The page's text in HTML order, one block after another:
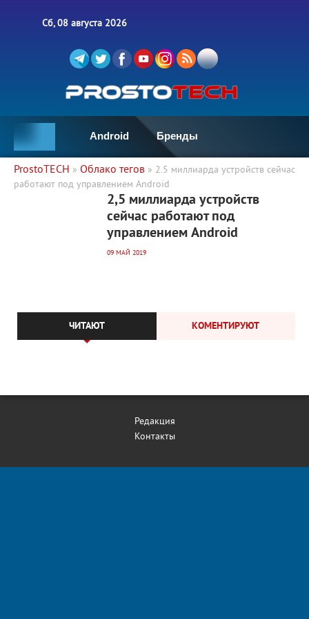
Сб, 08 августа 2026
Android Бренды
ProstoTECH » Облако тегов » 2.5 миллиарда устройств сейчас
работают под управлением Android
1 867 0
2,5 миллиарда устройств
сейчас работают под
управлением Android
09 МАЙ 2019
ЧИТАЮТ КОМЕНТИРУЮТ
Редакция
Контакты